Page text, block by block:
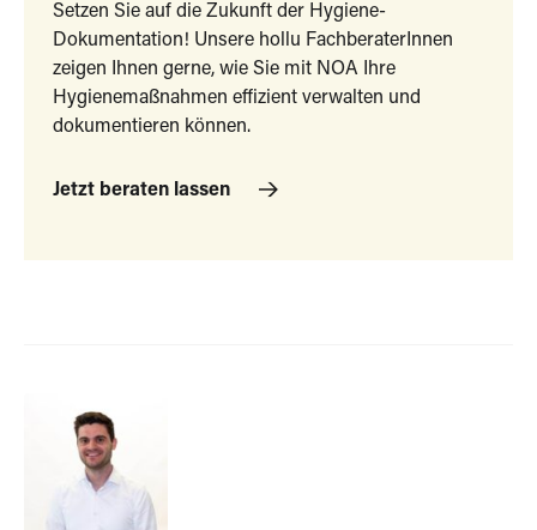
Setzen Sie auf die Zukunft der Hygiene-
Dokumentation! Unsere hollu FachberaterInnen
zeigen Ihnen gerne, wie Sie mit NOA Ihre
Hygienemaßnahmen effizient verwalten und
dokumentieren können.
Jetzt beraten lassen